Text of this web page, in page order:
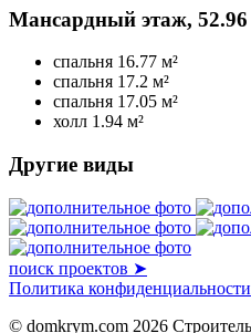
Мансардный этаж,
спальня 16.77 м²
спальня 17.2 м²
спальня 17.05 м²
холл 1.94 м²
Другие виды
поиск проектов ➤
Политика конфиденциальности
© domkrym.com 2026